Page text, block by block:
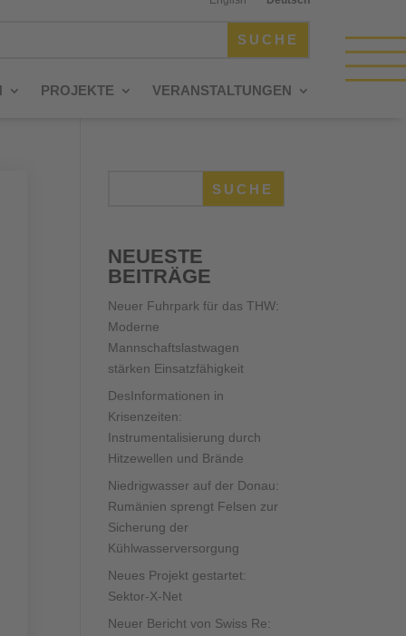
PROJEKTE VERANSTALTUNGEN
SUCHE
NEUESTE
BEITRÄGE
Neuer Fuhrpark für das THW:
Moderne
Mannschaftslastwagen
stärken Einsatzfähigkeit
DesInformationen in
Krisenzeiten:
Instrumentalisierung durch
Hitzewellen und Brände
Niedrigwasser auf der Donau:
Rumänien sprengt Felsen zur
Sicherung der
Kühlwasserversorgung
Neues Projekt gestartet:
Sektor-X-Net
Neuer Bericht von Swiss Re: